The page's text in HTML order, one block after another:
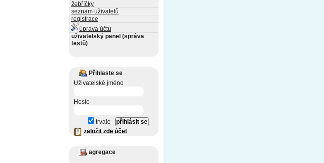
žebříčky
seznam uživatelů
registrace
úprava účtu
uživatelský panel (správa
testů)
Přihlaste se
Uživatelské jméno
Heslo
trvale
založit zde účet
agregace